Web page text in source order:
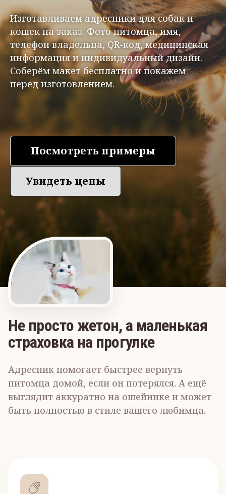
Изготавливаем адресники для собак и
кошек на заказ. Фото питомца, имя,
телефон владельца, QR-код, медицинская
информация и индивидуальный дизайн.
Соберём макет бесплатно и покажем
перед изготовлением.
Посмотреть примеры
Увидеть цены
Не просто жетон, а маленькая
страховка на прогулке
Адресник помогает быстрее вернуть
питомца домой, если он потерялся. А ещё
выглядит аккуратно на ошейнике и может
быть полностью в стиле вашего любимца.